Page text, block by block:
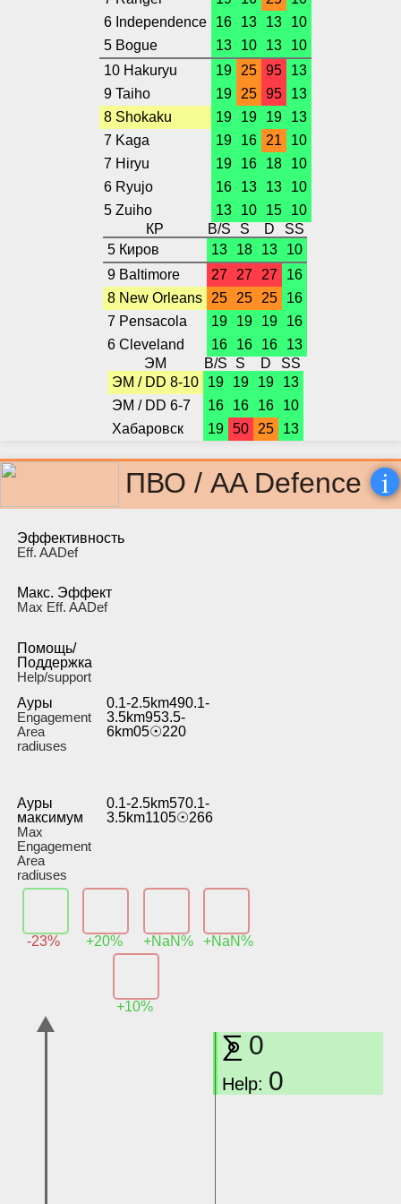
6 Independence
16 13 13
10
5 Bogue
13 10 13
10
10 Hakuryu
19 25 95
13
9 Taiho
19 25 95
13
8 Shokaku
19 19 19
13
7 Kaga
19 16 21
10
7 Hiryu
19 16 18
10
6 Ryujo
16 13 13
10
5 Zuiho
13 10 15
10
КР
B/S S D
SS
5 Киров
13 18 13
10
9 Baltimore
27 27 27
16
8 New Orleans 25 25 25
16
7 Pensacola
19 19 19
16
6 Cleveland
16 16 16
13
ЭМ
B/S S D
SS
ЭМ / DD 8-10
19 19 19
13
ЭМ / DD 6-7
16 16 16
10
Хабаровск
19 50 25 13
ПВО / AA Defence i
Эффективность
Eff. AADef
Макс. Эффект
Max Eff. AADef
Помощь/
Поддержка
Help/support
Ауры
Engagement
Area
radiuses
0.1-2.5km490.1-
3.5km953.5-
6km05☉220
Ауры
максимум
Max
Engagement
Area
radiuses
0.1-2.5km570.1-
3.5km1105☉266
-23% +20% +NaN% +NaN%
+10%
⨊ 0
Help: 0